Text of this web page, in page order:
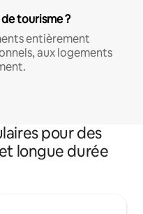
tourisme ?
entièrement
aux logements
pour des
longue durée